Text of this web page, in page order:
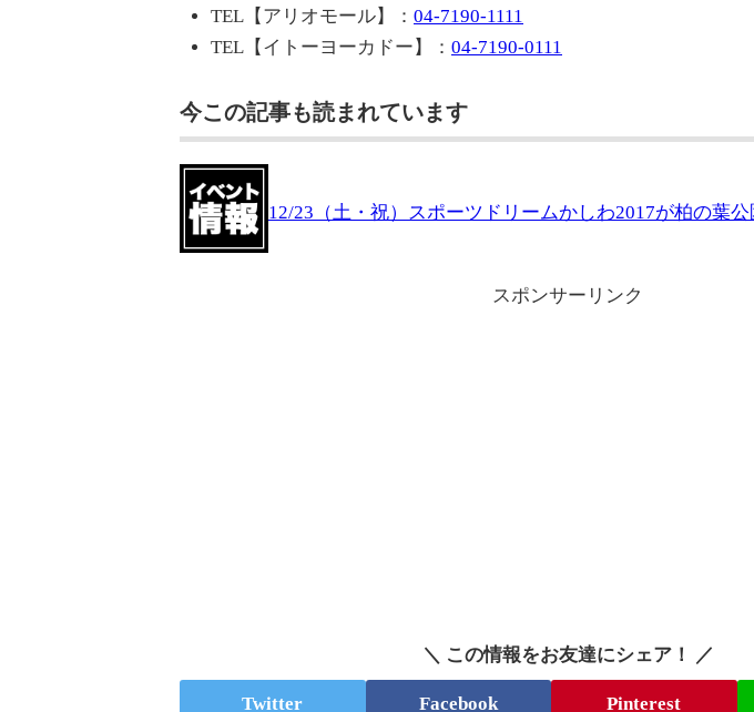
TEL【アリオモール】： 04-7190-1111
TEL【イトーヨーカドー】： 04-7190-0111
今この記事も読まれています
12/23（土・祝）スポーツドリームかしわ2017が柏の葉
スポンサーリンク
＼ この情報をお友達にシェア！ ／
Twitter Facebook Pinterest